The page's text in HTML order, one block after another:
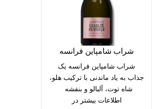
شراب شامپاین فرانسه
شراب شامپاین فرانسه یک
جذاب به یاد ماندنی با ترکیب هلو،
شاه توت، آلبالو و بنفشه
اطلاعات بیشتر در